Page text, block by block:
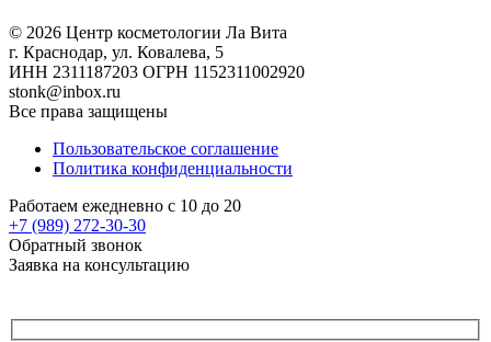
© 2026 Центр косметологии Ла Вита
г. Краснодар, ул. Ковалева, 5
ИНН 2311187203 ОГРН 1152311002920
stonk@inbox.ru
Все права защищены
Пользовательское соглашение
Политика конфиденциальности
Работаем ежедневно с 10 до 20
+7 (989) 272-30-30
Обратный звонок
Заявка на консультацию